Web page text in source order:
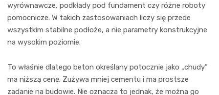
wyrównawcze, podkłady pod fundament czy różne roboty
pomocnicze. W takich zastosowaniach liczy się przede
wszystkim stabilne podłoże, a nie parametry konstrukcyjne
na wysokim poziomie.
To właśnie dlatego beton określany potocznie jako „chudy”
ma niższą cenę. Zużywa mniej cementu i ma prostsze
zadanie na budowie. Nie oznacza to jednak, że można go